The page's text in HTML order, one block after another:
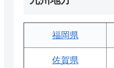
福岡県
佐賀県